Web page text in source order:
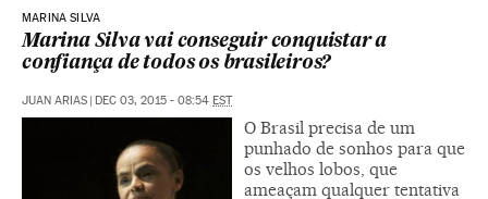
MARINA SILVA
Marina Silva vai conseguir conquistar a
confiança de todos os brasileiros?
JUAN ARIAS | DEC 03, 2015 - 08:54 EST
O Brasil precisa de um
punhado de sonhos para que
os velhos lobos, que
ameaçam qualquer tentativa